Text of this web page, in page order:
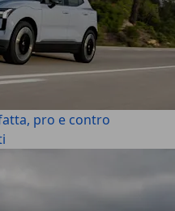
fatta, pro e contro